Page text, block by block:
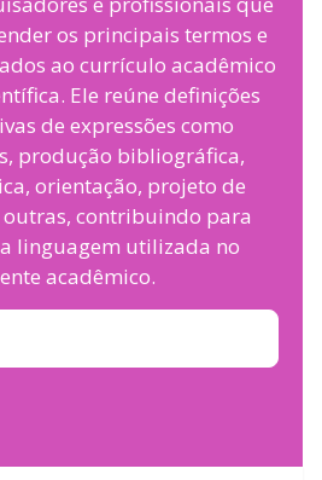
os principais termos e
ao currículo acadêmico
Ele reúne definições
de expressões como
produção bibliográfica,
orientação, projeto de
contribuindo para
linguagem utilizada no
acadêmico.